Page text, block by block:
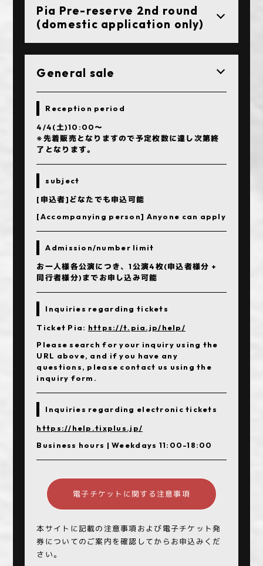
Pia Pre-reserve 2nd round
(domestic application only)
General sale
Reception period
4/4(土)10:00〜
※先着販売となりますので予定枚数に達し次第終
了となります。
subject
[申込者]どなたでも申込可能
[Accompanying person] Anyone can apply
Admission/number limit
お一人様各公演につき、1公演4枚(申込者様分 +
同行者様分)までお申し込み可能
Inquiries regarding tickets
Ticket Pia: https://t.pia.jp/help/
Please search for your inquiry using the
URL above, and if you have any
questions, please contact us using the
inquiry form.
Inquiries regarding electronic tickets
https://help.tixplus.jp/
Business hours | Weekdays 11:00-18:00
電子チケットに関する注意事項
本サイトに記載の注意事項および電子チケット発
券についてのご案内を確認してからお申込みくだ
さい。